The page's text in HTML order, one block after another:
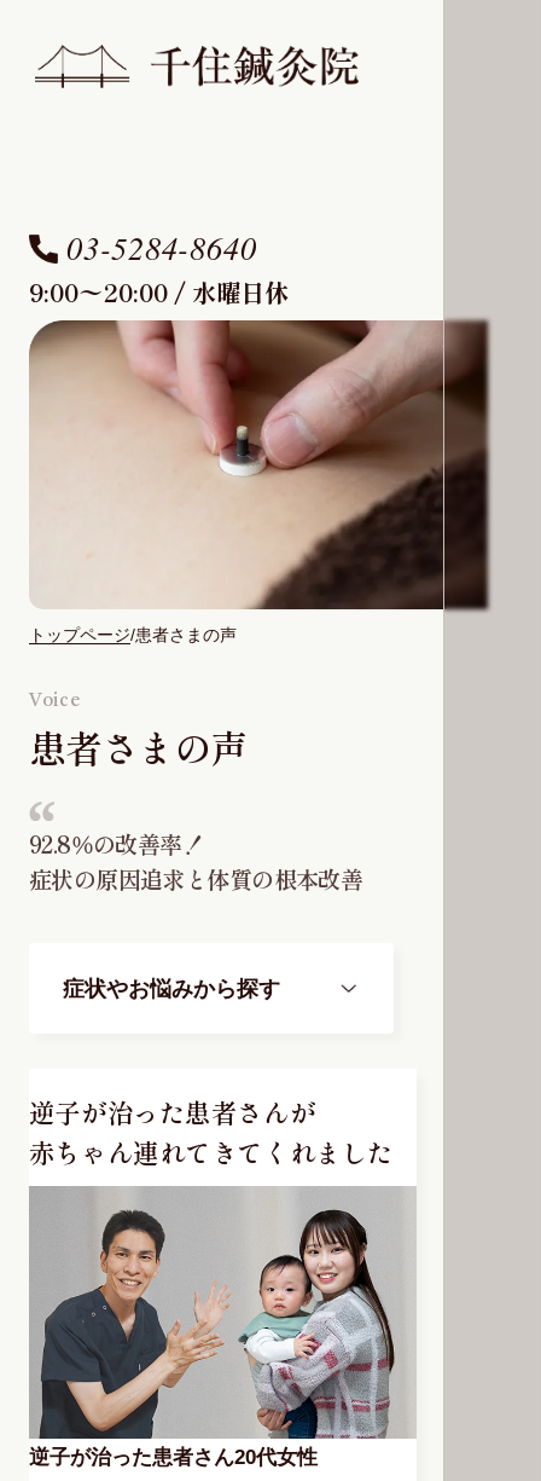
Voice
患者さまの声
92.8％の改善率！
症状の原因追求と体質の根本改善
03-5284-8640
9:00〜20:00 / 水曜日休
トップページ 患者さまの声
症状やお悩みから探す
逆子が治った患者さんが
赤ちゃん連れてきてくれました
逆子が治った患者さん20代女性